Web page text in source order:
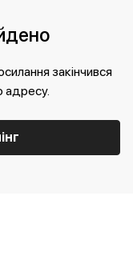
закінчився
адресу.